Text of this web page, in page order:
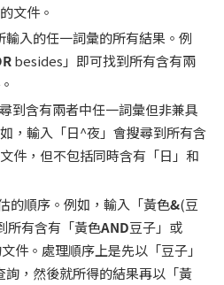
文件。
輸入的任一詞彙的所有結果。例
besides」即可找到所有含有兩
到含有兩者中任一詞彙但非兼具
，輸入「日^夜」會搜尋到所有含
件，但不包括同時含有「日」和
的順序。例如，輸入「黃色&(豆
所有含有「黃色AND豆子」或
件。處理順序上是先以「豆子」
詢，然後就所得的結果再以「黃